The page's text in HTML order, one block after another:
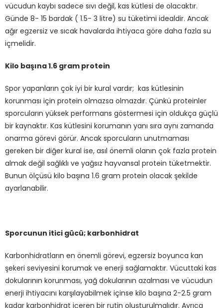
vücudun kaybı sadece sıvı değil, kas kütlesi de olacaktır.
Günde 8- 15 bardak ( 1.5- 3 litre) su tüketimi idealdir. Ancak
ağır egzersiz ve sıcak havalarda ihtiyaca göre daha fazla su
içmelidir.
Kilo başına 1.6 gram protein
Spor yapanların çok iyi bir kural vardır; kas kütlesinin
korunması için protein olmazsa olmazdır. Çünkü proteinler
sporcuların yüksek performans göstermesi için oldukça güçlü
bir kaynaktır. Kas kütlesini korumanın yanı sıra aynı zamanda
onarma görevi görür. Ancak sporcuların unutmaması
gereken bir diğer kural ise, asıl önemli olanın çok fazla protein
almak değil sağlıklı ve yağsız hayvansal protein tüketmektir.
Bunun ölçüsü kilo başına 1.6 gram protein olacak şekilde
ayarlanabilir.
Sporcunun itici gücü; karbonhidrat
Karbonhidratların en önemli görevi, egzersiz boyunca kan
şekeri seviyesini korumak ve enerji sağlamaktır. Vücuttaki kas
dokularının korunması, yağ dokularının azalması ve vücudun
enerji ihtiyacını karşılayabilmek içinse kilo başına 2-2.5 gram
kadar karbonhidrat içeren bir rutin oluşturulmalıdır. Ayrıca